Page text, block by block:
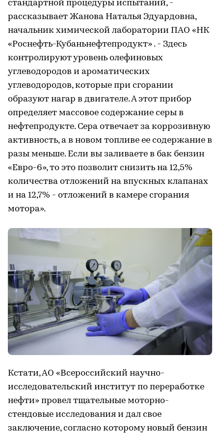
стандартной процедуры испытаний, -
рассказывает Жанова Наталья Эдуардовна,
начальник химической лаборатории ПАО «НК
«Роснефть-Кубаньнефтепродукт» . - Здесь
контролируют уровень олефиновых
углеводородов и ароматических
углеводородов, которые при сгорании
образуют нагар в двигателе. А этот прибор
определяет массовое содержание серы в
нефтепродукте. Сера отвечает за коррозивную
активность, а в новом топливе ее содержание в
разы меньше. Если вы заливаете в бак бензин
«Евро-6», то это позволит снизить на 12,5%
количества отложений на впускных клапанах
и на 12,7% - отложений в камере сгорания
мотора».
Кстати, АО «Всероссийский научно-
исследовательский институт по переработке
нефти» провел тщательные моторно-
стендовые исследования и дал свое
заключение, согласно которому новый бензин